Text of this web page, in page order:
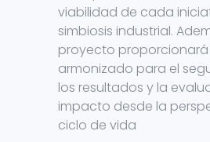
viabilidad de cada
simbiosis industrial.
proyecto
armonizado para el
los resultados y la
impacto desde la
ciclo de vida